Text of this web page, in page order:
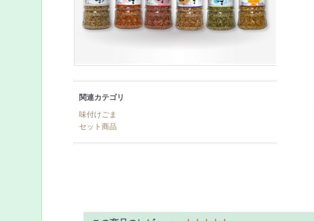
関連カテゴリ
味付けごま
セット商品